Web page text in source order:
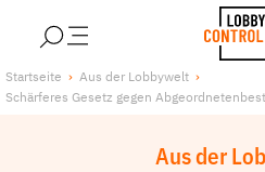
Über uns
Startseite
Aus der Lobbywelt
Schärferes Gesetz gegen
Aus der